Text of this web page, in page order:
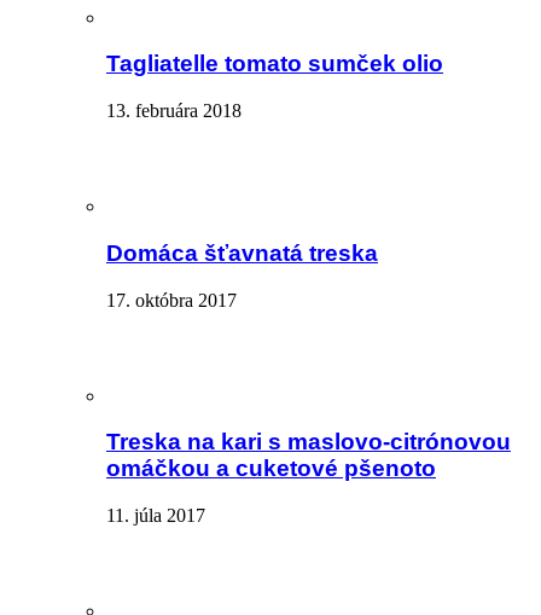
Tagliatelle tomato sumček olio
13. februára 2018
Domáca šťavnatá treska
17. októbra 2017
Treska na kari s maslovo-citrónovou
omáčkou a cuketové pšenoto
11. júla 2017